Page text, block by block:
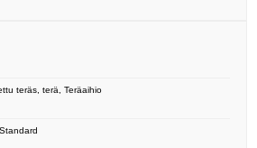
teräs, terä, Teräaihio